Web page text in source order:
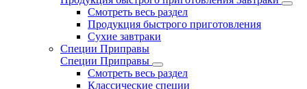
Смотреть весь раздел
Продукция быстрого приготовления
Сухие завтраки
Специи Приправы
Специи Приправы
Смотреть весь раздел
Классические специи